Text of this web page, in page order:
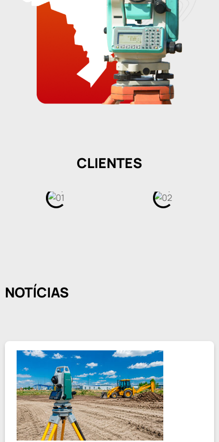
CLIENTES
NOTÍCIAS